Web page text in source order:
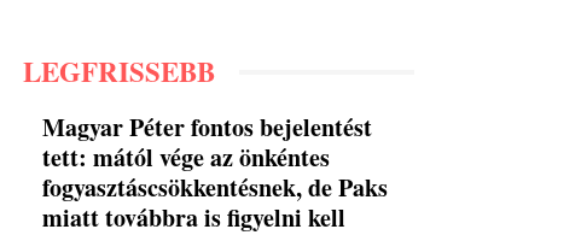
LEGFRISSEBB
Magyar Péter fontos bejelentést
tett: mától vége az önkéntes
fogyasztáscsökkentésnek, de Paks
miatt továbbra is figyelni kell